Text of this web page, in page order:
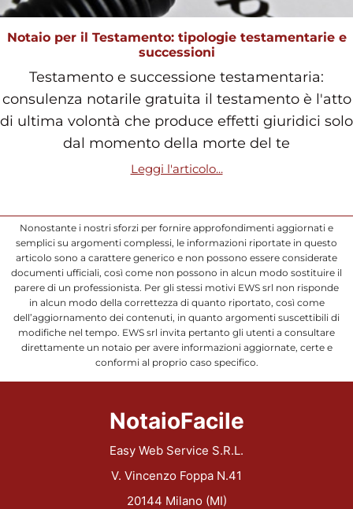
Notaio per il Testamento: tipologie testamentarie e
successioni
Testamento e successione testamentaria:
consulenza notarile gratuita il testamento è l'atto
di ultima volontà che produce effetti giuridici solo
dal momento della morte del te
Leggi l'articolo...
Nonostante i nostri sforzi per fornire approfondimenti aggiornati e
semplici su argomenti complessi, le informazioni riportate in questo
articolo sono a carattere generico e non possono essere considerate
documenti ufficiali, così come non possono in alcun modo sostituire il
parere di un professionista. Per gli stessi motivi EWS srl non risponde
in alcun modo della correttezza di quanto riportato, così come
dell’aggiornamento dei contenuti, in quanto argomenti suscettibili di
modifiche nel tempo. EWS srl invita pertanto gli utenti a consultare
direttamente un notaio per avere informazioni aggiornate, certe e
conformi al proprio caso specifico.
NotaioFacile
Easy Web Service S.R.L.
V. Vincenzo Foppa N.41
20144 Milano (MI)